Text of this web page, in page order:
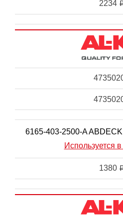
2234
6165-403-2500-A
Используется в
1380